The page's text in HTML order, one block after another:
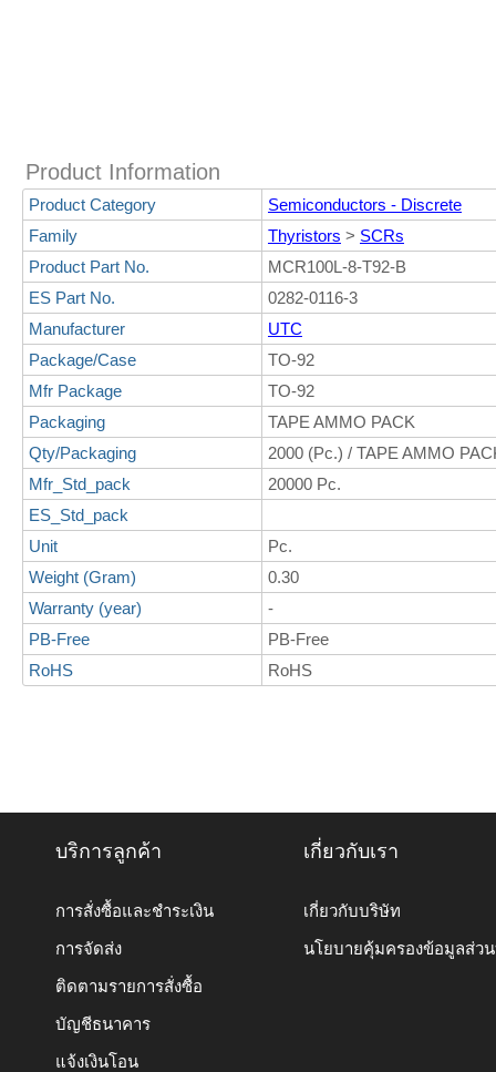
Product Information
Product Category
Semiconductors - Discrete
Family
Thyristors > SCRs
Product Part No.
MCR100L-8-T92-B
ES Part No.
0282-0116-3
Manufacturer
UTC
Package/Case
TO-92
Mfr Package
TO-92
Packaging
TAPE AMMO PACK
Qty/Packaging
2000 (Pc.) / TAPE AMMO
Mfr_Std_pack
20000 Pc.
ES_Std_pack
Unit
Pc.
Weight (Gram)
0.30
Warranty (year)
-
PB-Free
PB-Free
RoHS
RoHS
บริการลูกค้า
การสั่งซื้อและชำระเงิน
การจัดส่ง
ติดตามรายการสั่งซื้อ
บัญชีธนาคาร
แจ้งเงินโอน
เกี่ยวกับเรา
เกี่ยวกับบริษัท
นโยบายคุ้มครองข้อมูลส่ว